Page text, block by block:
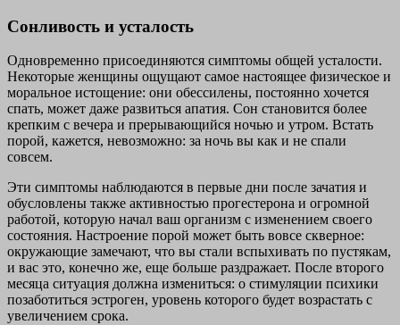
Сонливость и усталость
Одновременно присоединяются симптомы общей усталости.
Некоторые женщины ощущают самое настоящее физическое и
моральное истощение: они обессилены, постоянно хочется
спать, может даже развиться апатия. Сон становится более
крепким с вечера и прерывающийся ночью и утром. Встать
порой, кажется, невозможно: за ночь вы как и не спали
совсем.
Эти симптомы наблюдаются в первые дни после зачатия и
обусловлены также активностью прогестерона и огромной
работой, которую начал ваш организм с изменением своего
состояния. Настроение порой может быть вовсе скверное:
окружающие замечают, что вы стали вспыхивать по пустякам,
и вас это, конечно же, еще больше раздражает. После второго
месяца ситуация должна измениться: о стимуляции психики
позаботиться эстроген, уровень которого будет возрастать с
увеличением срока.